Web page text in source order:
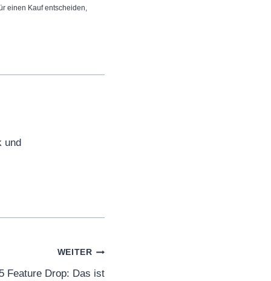
einen Kauf entscheiden,
und
WEITER
Feature Drop: Das ist